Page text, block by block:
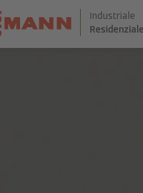
Industriale
Residenziale